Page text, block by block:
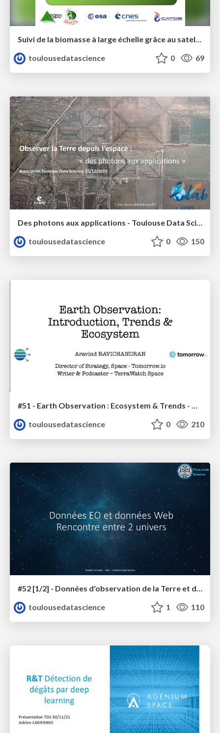
Suivi de la biomasse à large échelle grâce au satellite SMOS - Toulouse Data Science - Emma Bousquet
toulousedatascience
0 69
toulousedatascience
0 150
#51 - Earth Observation : Ecosystem & Trends - Aravind Ravichandran
toulousedatascience
0 210
#52 [1/2] - Données d'observation de la Terre et données du Web, rencontre entre les 2 univers
toulousedatascience
1 110